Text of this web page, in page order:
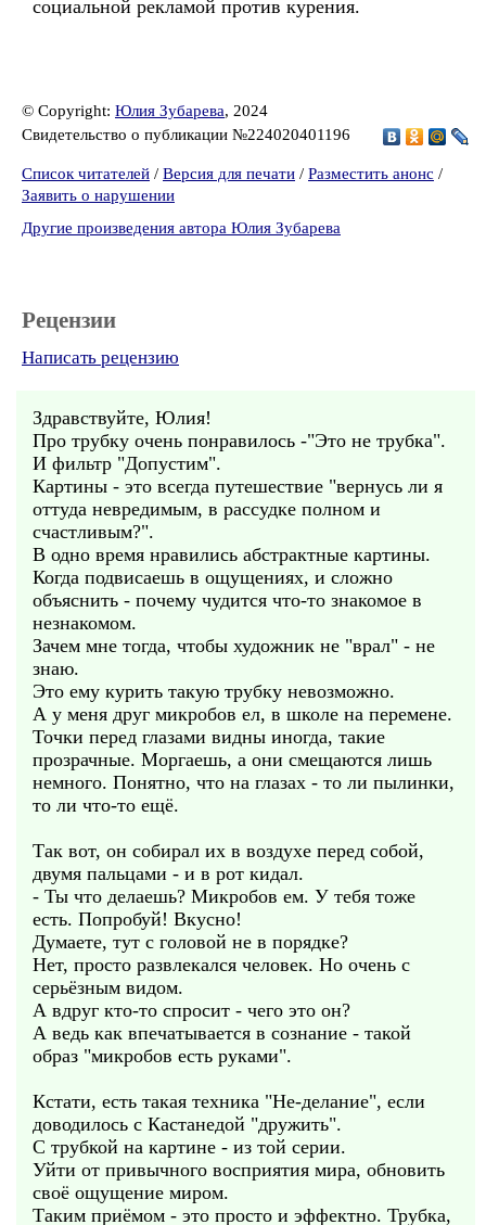
социальной рекламой против курения.
© Copyright: Юлия Зубарева, 2024
Свидетельство о публикации №224020401196
Список читателей / Версия для печати / Разместить анонс /
Заявить о нарушении
Другие произведения автора Юлия Зубарева
Рецензии
Написать рецензию
Здравствуйте, Юлия!
Про трубку очень понравилось -"Это не трубка".
И фильтр "Допустим".
Картины - это всегда путешествие "вернусь ли я
оттуда невредимым, в рассудке полном и
счастливым?".
В одно время нравились абстрактные картины.
Когда подвисаешь в ощущениях, и сложно
объяснить - почему чудится что-то знакомое в
незнакомом.
Зачем мне тогда, чтобы художник не "врал" - не
знаю.
Это ему курить такую трубку невозможно.
А у меня друг микробов ел, в школе на перемене.
Точки перед глазами видны иногда, такие
прозрачные. Моргаешь, а они смещаются лишь
немного. Понятно, что на глазах - то ли пылинки,
то ли что-то ещё.
Так вот, он собирал их в воздухе перед собой,
двумя пальцами - и в рот кидал.
- Ты что делаешь? Микробов ем. У тебя тоже
есть. Попробуй! Вкусно!
Думаете, тут с головой не в порядке?
Нет, просто развлекался человек. Но очень с
серьёзным видом.
А вдруг кто-то спросит - чего это он?
А ведь как впечатывается в сознание - такой
образ "микробов есть руками".
Кстати, есть такая техника "Не-делание", если
доводилось с Кастанедой "дружить".
С трубкой на картине - из той серии.
Уйти от привычного восприятия мира, обновить
своё ощущение миром.
Таким приёмом - это просто и эффектно. Трубка,